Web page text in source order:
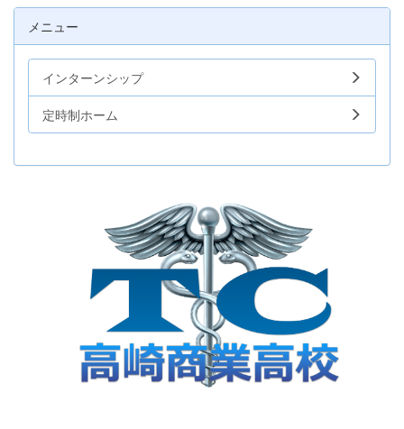
メニュー
インターンシップ
定時制ホーム